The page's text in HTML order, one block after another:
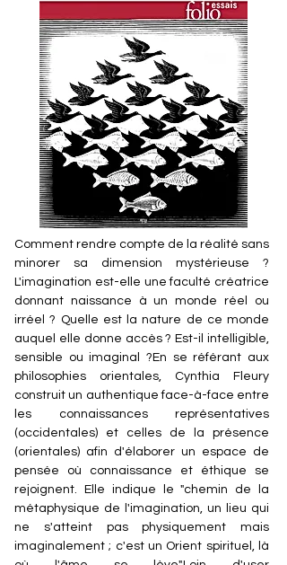
Comment rendre compte de la réalité sans
minorer sa dimension mystérieuse ?
L'imagination est-elle une faculté créatrice
donnant naissance à un monde réel ou
irréel ? Quelle est la nature de ce monde
auquel elle donne accès ? Est-il intelligible,
sensible ou imaginal ?En se référant aux
philosophies orientales, Cynthia Fleury
construit un authentique face-à-face entre
les connaissances représentatives
(occidentales) et celles de la présence
(orientales) afin d'élaborer un espace de
pensée où connaissance et éthique se
rejoignent. Elle indique le "chemin de la
métaphysique de l'imagination, un lieu qui
ne s'atteint pas physiquement mais
imaginalement ; c'est un Orient spirituel, là